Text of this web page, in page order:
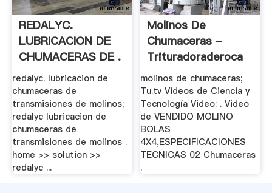
REDALYC.
LUBRICACION DE
CHUMACERAS DE .
redalyc. lubricacion de
chumaceras de
transmisiones de molinos;
redalyc lubricacion de
chumaceras de
transmisiones de molinos .
home >> solution >>
redalyc ...
Molinos De
Chumaceras -
Trituradoraderoca
molinos de chumaceras;
Tu.tv Videos de Ciencia y
Tecnología Video: . Video
de VENDIDO MOLINO
BOLAS
4X4,ESPECIFICACIONES
TECNICAS 02 Chumaceras
.